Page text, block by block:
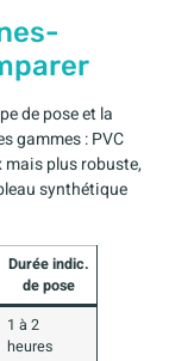
de pose et la
gammes : PVC
mais plus robuste,
synthétique
Durée indic.
de pose
1 à 2
heures